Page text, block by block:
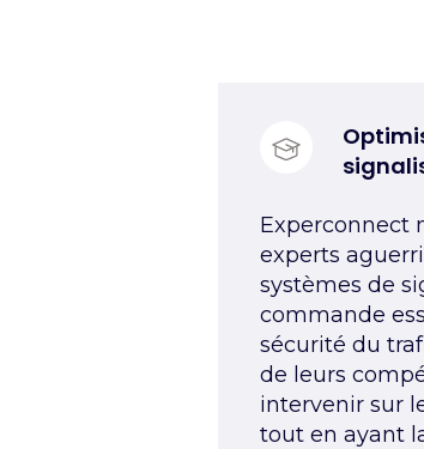
Experconnect
experts
systèmes de
commande
sécurité du
de leurs
intervenir sur
tout en ayant